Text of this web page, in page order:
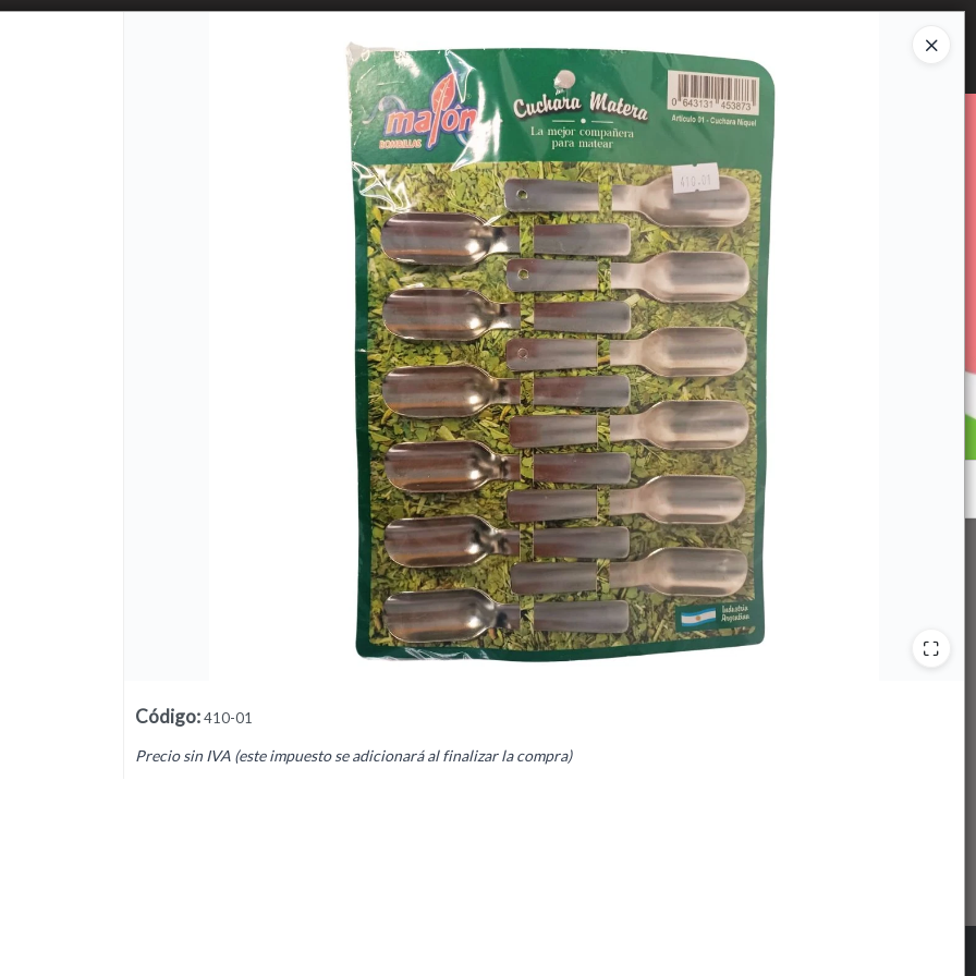
Código:410-01
Precio sin IVA (este impuesto se adicionará al finalizar la compra)
PUNTOS DE VENTA CÓMO COMPRAR CONTACTO